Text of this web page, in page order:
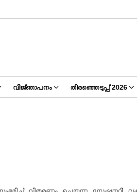
വിജ്‌ഞാപനം തിരഞ്ഞെടുപ്പ് 2026